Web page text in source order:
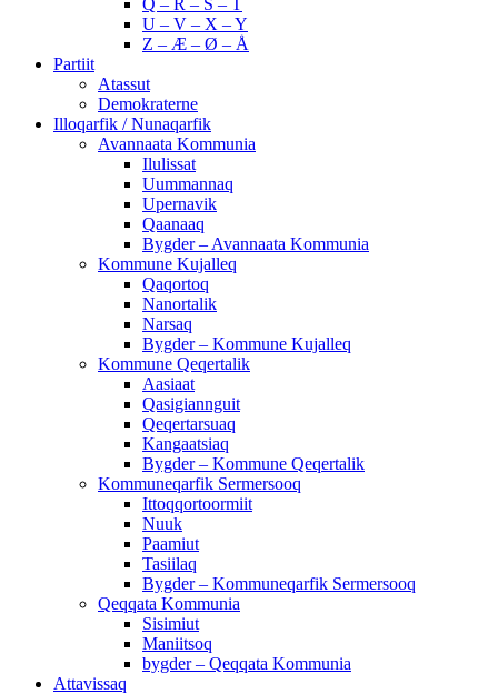
Q – R – S – T
U – V – X – Y
Z – Æ – Ø – Å
Partiit
Atassut
Demokraterne
Illoqarfik / Nunaqarfik
Avannaata Kommunia
Ilulissat
Uummannaq
Upernavik
Qaanaaq
Bygder – Avannaata Kommunia
Kommune Kujalleq
Qaqortoq
Nanortalik
Narsaq
Bygder – Kommune Kujalleq
Kommune Qeqertalik
Aasiaat
Qasigiannguit
Qeqertarsuaq
Kangaatsiaq
Bygder – Kommune Qeqertalik
Kommuneqarfik Sermersooq
Ittoqqortoormiit
Nuuk
Paamiut
Tasiilaq
Bygder – Kommuneqarfik Sermersooq
Qeqqata Kommunia
Sisimiut
Maniitsoq
bygder – Qeqqata Kommunia
Attavissaq